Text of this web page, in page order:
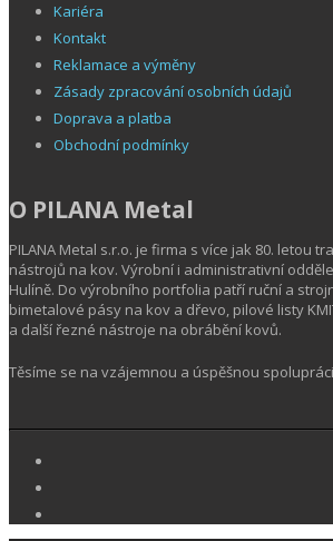
Kariéra
Kontakt
Reklamace a výměny
Zásady zpracování osobních údajů
Doprava a platba
Obchodní podmínky
O PILANA Metal
PILANA Metal s.r.o. je firma s více jak 80. letou
nástrojů na kov. Výrobní i administrativní
Hulíně. Do výrobního portfolia patří ruční a
bimetalové pásy na kov a dřevo, pilové listy
a další řezné nástroje na obrábění kovů.
Těsíme se na vzájemnou a úspěšnou